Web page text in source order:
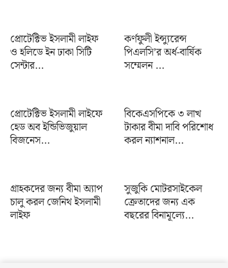
প্রোটেক্টিভ ইসলামী লাইফ
ও হলিডে ইন ঢাকা সিটি
সেন্টার...
কর্ণফুলী ইন্স্যুরেন্স
পিএলসি’র অর্ধ-বার্ষিক
সম্মেলন ...
প্রোটেক্টিভ ইসলামী লাইফে
হেড অব ইন্ডিভিজুয়াল
বিজনেস...
বিকেএসপিকে ৩ লাখ
টাকার বীমা দাবি পরিশোধ
করল ন্যাশনাল...
গ্রাহকদের জন্য বীমা অ্যাপ
চালু করল জেনিথ ইসলামী
লাইফ
সুজুকি মোটরসাইকেল
ক্রেতাদের জন্য এক
বছরের বিনামূল্যে...